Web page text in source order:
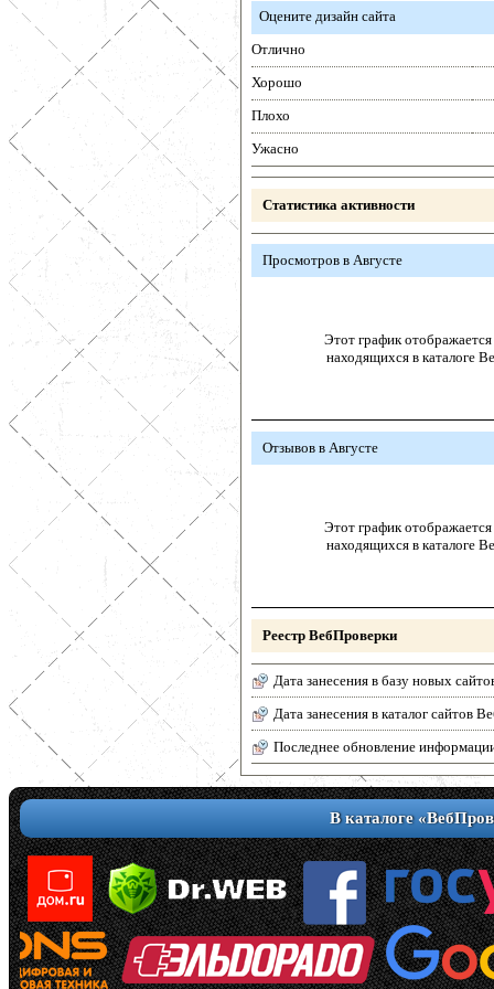
Оцените дизайн сайта
Отлично
Хорошо
Плохо
Ужасно
Статистика активности
Просмотров в Августе
Этот график отображается
находящихся в каталоге
Отзывов в Августе
Этот график отображается
находящихся в каталоге
Реестр ВебПроверки
Дата занесения в базу новых
Дата занесения в каталог сайтов
Последнее обновление
В каталоге